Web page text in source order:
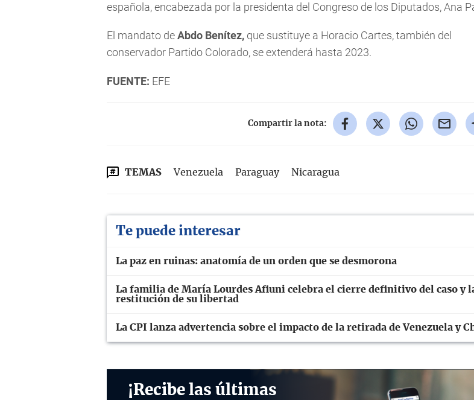
española, encabezada por la presidenta del Congreso de los Diputados, Ana
El mandato deAbdo Benítez, que sustituye a Horacio Cartes, también del
conservador Partido Colorado, se extenderá hasta 2023.
FUENTE: EFE
Compartir la nota:
TEMAS Venezuela Paraguay Nicaragua
Te puede interesar
La paz en ruinas: anatomía de un orden que se desmorona
La familia de María Lourdes Afiuni celebra el cierre definitivo del caso y
restitución de su libertad
La CPI lanza advertencia sobre el impacto de la retirada de Venezuela y
¡Recibe las últimas